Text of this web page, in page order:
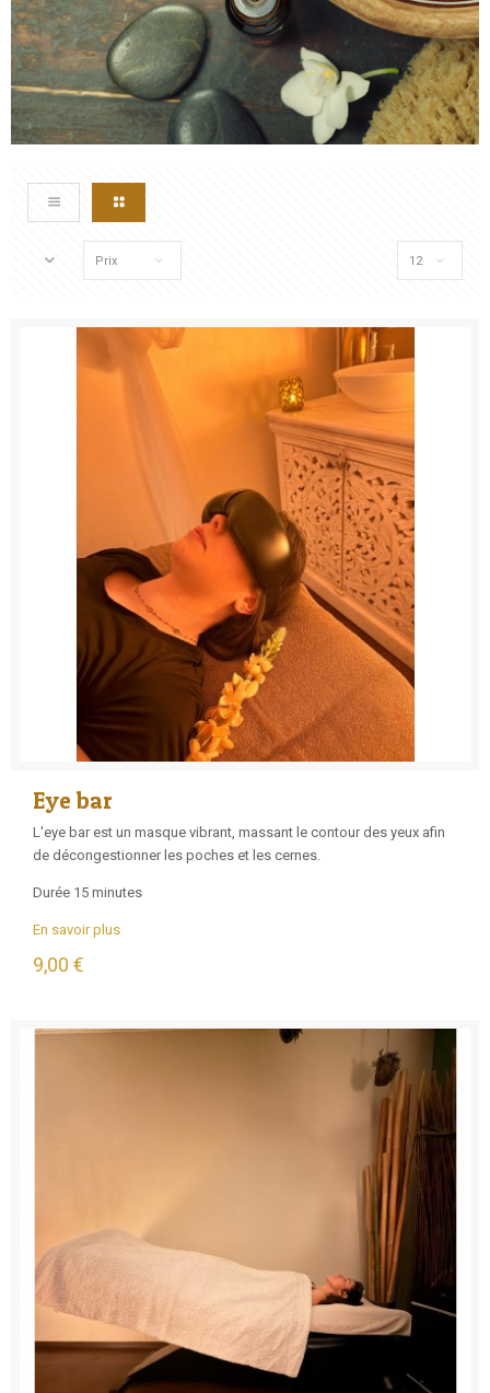
12
Prix
Eye bar
L'eye bar est un masque vibrant, massant le contour des yeux afin
de décongestionner les poches et les cernes.
Durée 15 minutes
En savoir plus
9,00 €